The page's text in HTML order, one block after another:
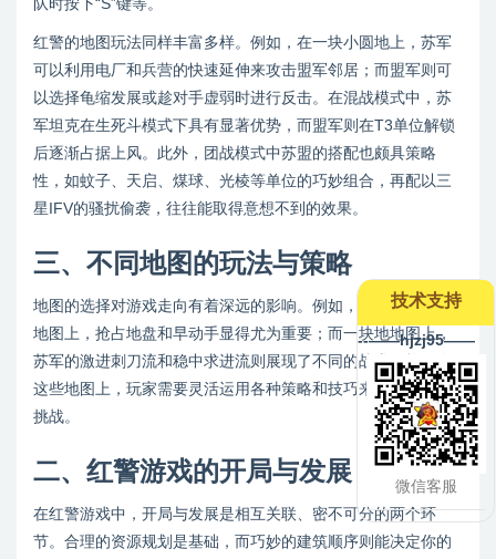
红警的地图玩法同样丰富多样。例如，在一块小圆地上，苏军
可以利用电厂和兵营的快速延伸来攻击盟军邻居；而盟军则可
以选择龟缩发展或趁对手虚弱时进行反击。在混战模式中，苏
军坦克在生死斗模式下具有显著优势，而盟军则在T3单位解锁
后逐渐占据上风。此外，团战模式中苏盟的搭配也颇具策略
性，如蚊子、天启、煤球、光棱等单位的巧妙组合，再配以三
星IFV的骚扰偷袭，往往能取得意想不到的效果。
三、不同地图的玩法与策略
地图的选择对游戏走向有着深远的影响。例如，在一小块高原
地图上，抢占地盘和早动手显得尤为重要；而一块地地图上，
苏军的激进刺刀流和稳中求进流则展现了不同的战术风格。在
这些地图上，玩家需要灵活运用各种策略和技巧来应对不同的
挑战。
二、红警游戏的开局与发展
在红警游戏中，开局与发展是相互关联、密不可分的两个环
节。合理的资源规划是基础，而巧妙的建筑顺序则能决定你的
技术支持
--——hjzj95——
微信客服